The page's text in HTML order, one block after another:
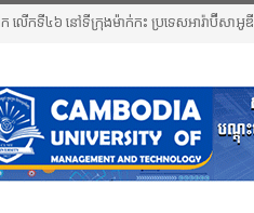
ើកទី៤៦ នៅទីក្រុងម៉ាក់កះ ប្រទេសអារ៉ាប៊ីសាអូ